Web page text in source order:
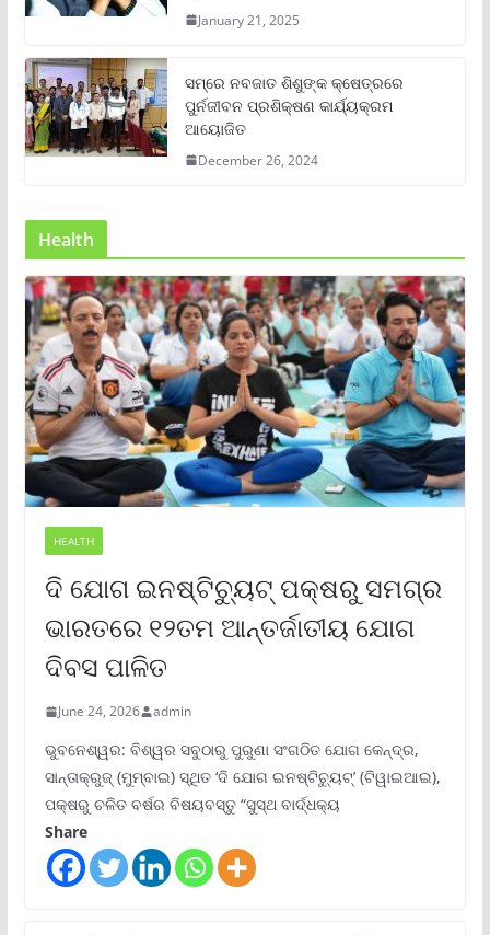
January 21, 2025
ସମ୍‌ରେ ନବଜାତ ଶିଶୁଙ୍କ କ୍ଷେତ୍ରରେ
ପୁର୍ନଜୀବନ ପ୍ରଶିକ୍ଷଣ କାର୍ଯ୍ୟକ୍ରମ
ଆୟୋଜିତ
December 26, 2024
Health
HEALTH
ଦି ଯୋଗ ଇନଷ୍ଟିଚ୍ୟୁଟ୍ ପକ୍ଷରୁ ସମଗ୍ର
ଭାରତରେ ୧୨ତମ ଆନ୍ତର୍ଜାତୀୟ ଯୋଗ
ଦିବସ ପାଳିତ
June 24, 2026 admin
ଭୁବନେଶ୍ୱର: ବିଶ୍ୱର ସବୁଠାରୁ ପୁରୁଣା ସଂଗଠିତ ଯୋଗ କେନ୍ଦ୍ର,
ସାନ୍ତାକ୍ରୁଜ୍ (ମୁମ୍ବାଇ) ସ୍ଥିତ ‘ଦି ଯୋଗ ଇନଷ୍ଟିଚ୍ୟୁଟ୍‌’ (ଟିୱାଇଆଇ),
ପକ୍ଷରୁ ଚଳିତ ବର୍ଷର ବିଷୟବସ୍ତୁ “ସୁସ୍ଥ ବାର୍ଦ୍ଧକ୍ୟ
Share